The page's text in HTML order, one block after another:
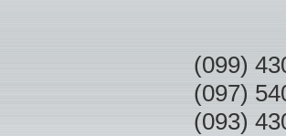
(099)
(097)
(093)